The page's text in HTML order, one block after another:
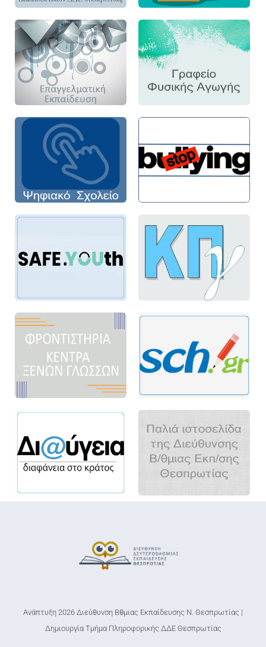
Ανάπτυξη 2026 Διεύθυνση Βθμιας Εκπαίδευσης Ν. Θεσπρωτίας |
Δημιουργία Τμήμα Πληροφορικής ΔΔΕ Θεσπρωτίας